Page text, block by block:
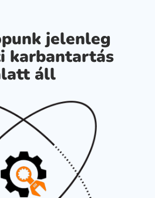
jelenleg
karbantartás
áll